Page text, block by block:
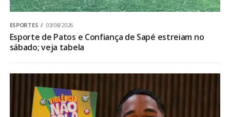
ESPORTES 03/08/2026
Esporte de Patos e Confiança de Sapé estreiam no
sábado; veja tabela